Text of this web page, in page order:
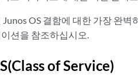
Junos OS 결함에 대한 가장 완
션을 참조하십시오.
of Service)